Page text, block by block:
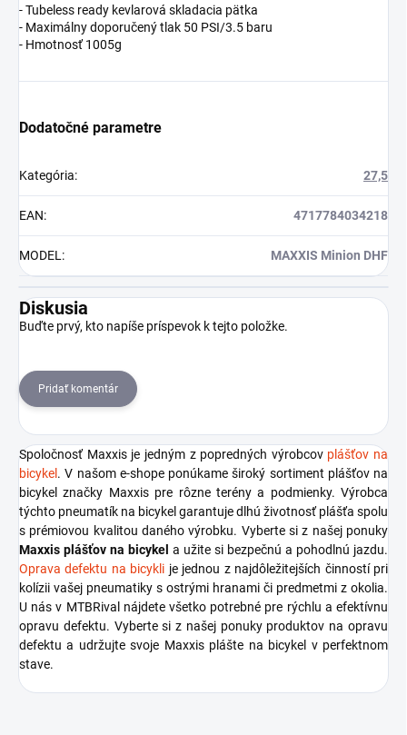
- Tubeless ready kevlarová skladacia pätka
- Maximálny doporučený tlak 50 PSI/3.5 baru
- Hmotnosť 1005g
Dodatočné parametre
Kategória: 27,5
EAN: 4717784034218
MODEL: MAXXIS Minion DHF
Diskusia
Buďte prvý, kto napíše príspevok k tejto položke.
Pridať komentár
Spoločnosť Maxxis je jedným z popredných výrobcov plášťov na
bicykel . V našom e-shope ponúkame široký sortiment plášťov na
bicykel značky Maxxis pre rôzne terény a podmienky. Výrobca
týchto pneumatík na bicykel garantuje dlhú životnosť plášťa spolu
s prémiovou kvalitou daného výrobku. Vyberte si z našej ponuky
Maxxis plášťov na bicykel a užite si bezpečnú a pohodlnú jazdu.
Oprava defektu na bicykli je jednou z najdôležitejších činností pri
kolízii vašej pneumatiky s ostrými hranami či predmetmi z okolia.
U nás v MTBRival nájdete všetko potrebné pre rýchlu a efektívnu
opravu defektu. Vyberte si z našej ponuky produktov na opravu
defektu a udržujte svoje Maxxis plášte na bicykel v perfektnom
stave.